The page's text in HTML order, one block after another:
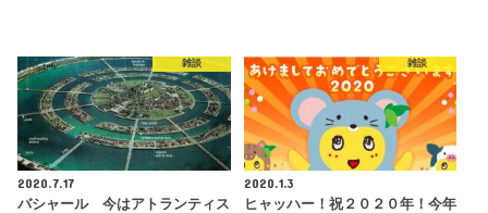
雑談
2020.7.17
バシャール 今はアトランティス
雑談
2020.1.3
ヒャッハー！祝２０２０年！今年